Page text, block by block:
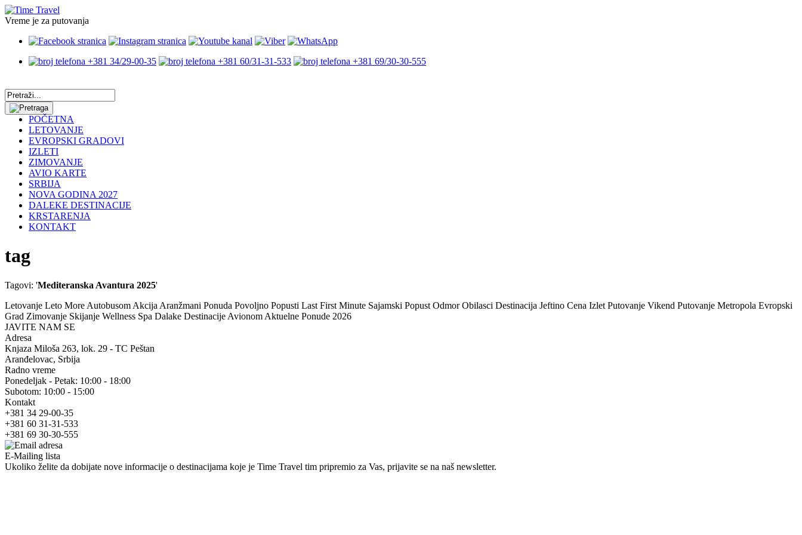
Vreme je za putovanja
+381 34/29-00-35 +381 60/31-31-533 +381 69/30-30-555
POČETNA
LETOVANJE
EVROPSKI GRADOVI
IZLETI
ZIMOVANJE
AVIO KARTE
SRBIJA
NOVA GODINA 2027
DALEKE DESTINACIJE
KRSTARENJA
KONTAKT
tag
Tagovi: 'Mediteranska Avantura 2025'
Letovanje Leto More Autobusom Akcija Aranžmani Ponuda Povoljno Popusti Last First Minute Sajamski Popust Odmor Obilasci Destinacija Jeftino Cena Izlet Putovanje Vikend Putovanje Metropola Evropski
Grad Zimovanje Skijanje Wellness Spa Dalake Destinacije Avionom Aktuelne Ponude 2026
JAVITE NAM SE
Adresa
Knjaza Miloša 263, lok. 29 - TC Peštan
Aranđelovac, Srbija
Radno vreme
Ponedeljak - Petak: 10:00 - 18:00
Subotom: 10:00 - 15:00
Kontakt
+381 34 29-00-35
+381 60 31-31-533
+381 69 30-30-555
E-Mailing lista
Ukoliko želite da dobijate nove informacije o destinacijama koje je Time Travel tim pripremio za Vas, prijavite se na naš newsletter.